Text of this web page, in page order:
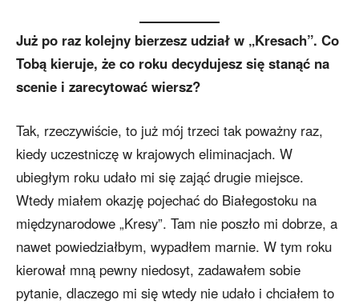
Już po raz kolejny bierzesz udział w „Kresach”. Co
Tobą kieruje, że co roku decydujesz się stanąć na
scenie i zarecytować wiersz?
Tak, rzeczywiście, to już mój trzeci tak poważny raz,
kiedy uczestniczę w krajowych eliminacjach. W
ubiegłym roku udało mi się zająć drugie miejsce.
Wtedy miałem okazję pojechać do Białegostoku na
międzynarodowe „Kresy”. Tam nie poszło mi dobrze, a
nawet powiedziałbym, wypadłem marnie. W tym roku
kierował mną pewny niedosyt, zadawałem sobie
pytanie, dlaczego mi się wtedy nie udało i chciałem to